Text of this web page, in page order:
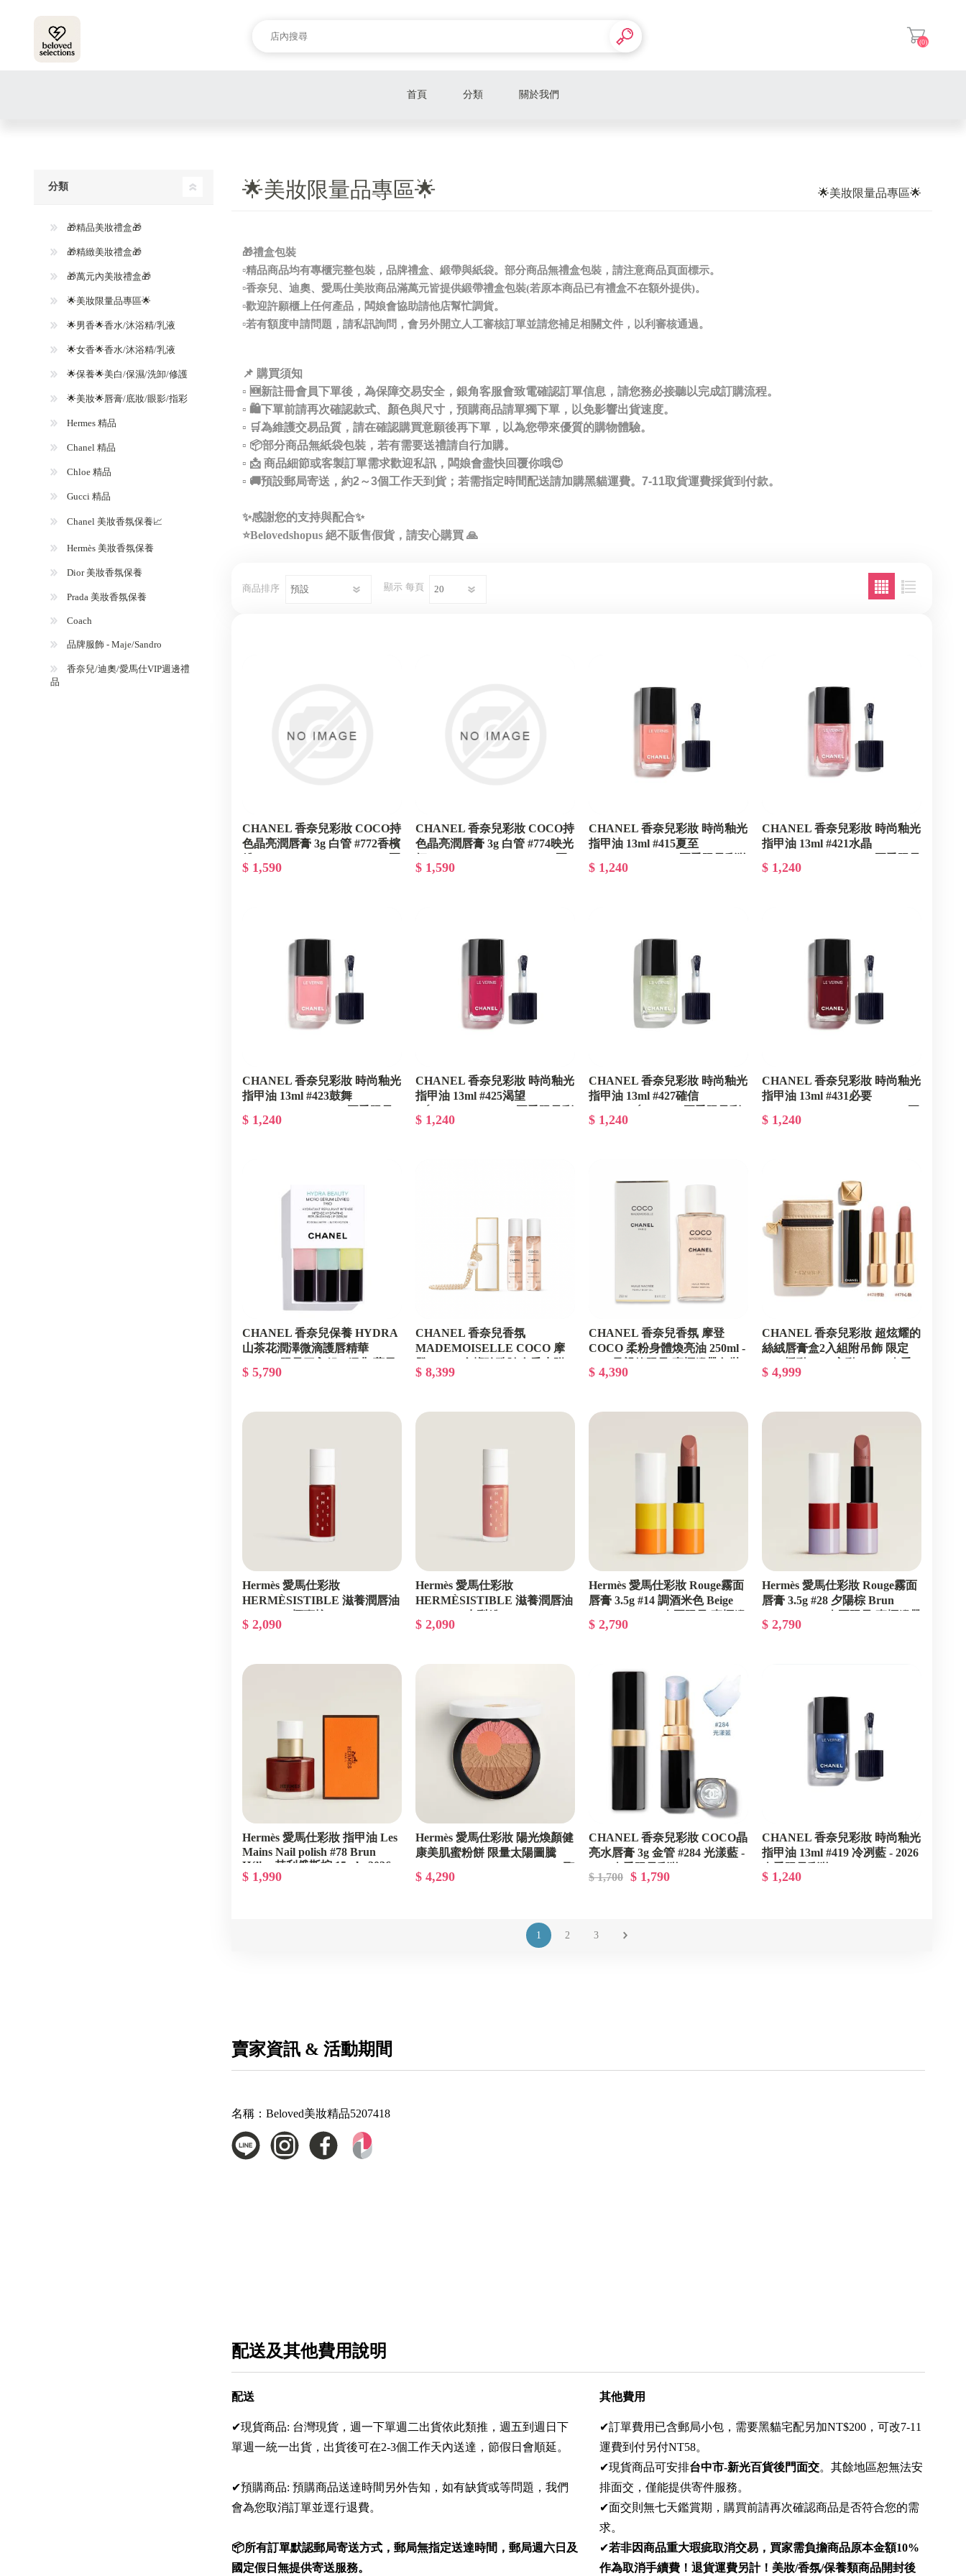
(0)
首頁 分類
🌟男香🌟香水/沐浴精/乳液
🌟女香🌟香水/沐浴精/乳液
🌟保養🌟美白/保濕/洗卸/修護
Chanel 精品
Chloe 精品
Gucci 精品
關於我們
🌟美妝限量品專區🌟 🌟美妝限量品專區🌟
🎁禮盒包裝
▫️精品商品均有專櫃完整包裝，品牌禮盒、緞帶與紙袋。部分商品無禮盒包裝，請注意商品頁面標示。
▫️香奈兒、迪奧、愛馬仕美妝商品滿萬元皆提供緞帶禮盒包裝(若原本商品已有禮盒不在額外提供)。
▫️歡迎許願櫃上任何產品，闆娘會協助請他店幫忙調貨。
▫️若有額度申請問題，請私訊詢問，會另外開立人工審核訂單並請您補足相關文件，以利審核通過。
📌 購買須知
▫️ 🆕新註冊會員下單後，為保障交易安全，銀角客服會致電確認訂單信息，請您務必接聽以完成訂購流程。
▫️ 🛍️下單前請再次確認款式、顏色與尺寸，預購商品請單獨下單，以免影響出貨速度。
▫️ 🛒為維護交易品質，請在確認購買意願後再下單，以為您帶來優質的購物體驗。
▫️ 📦部分商品無紙袋包裝，若有需要送禮請自行加購。
▫️ 📩 商品細節或客製訂單需求歡迎私訊，闆娘會盡快回覆你哦😍
▫️ 🚚預設郵局寄送，約2～3個工作天到貨；若需指定時間配送請加購黑貓運費。7-11取貨運費採貨到付款。
✨感謝您的支持與配合✨
⭐️Belovedshopus 絕不販售假貨，請安心購買 🙏
商品排序 顯示 每頁
CHANEL 香奈兒彩妝 COCO持
色晶亮潤唇膏 3g 白管 #772香檳
季限量彩妝
$ 1,590
CHANEL 香奈兒彩妝 COCO持
色晶亮潤唇膏 3g 白管 #774映光
季限量彩妝
$ 1,590
CHANEL 香奈兒彩妝 時尚釉光
指甲油 13ml #415夏至
$ 1,240
CHANEL 香奈兒彩妝 時尚釉光
指甲油 13ml #421水晶
彩妝
$ 1,240
CHANEL 香奈兒彩妝 時尚釉光
指甲油 13ml #423鼓舞
彩妝
$ 1,240
CHANEL 香奈兒彩妝 時尚釉光
指甲油 13ml #425渴望
妝
$ 1,240
CHANEL 香奈兒彩妝 時尚釉光
指甲油 13ml #427確信
妝
$ 1,240
CHANEL 香奈兒彩妝 時尚釉光
指甲油 13ml #431必要
季限量彩妝
$ 1,240
CHANEL 香奈兒保養 HYDRA
山茶花潤澤微滴護唇精華
莓果
$ 5,790
CHANEL 香奈兒香氛
MADEMOISELLE COCO 摩
吊飾 - 2026母親限量彩妝/專櫃
$ 8,399
CHANEL 香奈兒香氛 摩登
COCO 柔粉身體煥亮油 250ml -
$ 4,390
CHANEL 香奈兒彩妝 超炫耀的
絲絨唇膏盒2入組附吊飾 限定
限量彩妝/專櫃緞帶包裝
$ 4,999
Hermès 愛馬仕彩妝
HERMÈSISTIBLE 滋養潤唇油
2026春夏限量/專櫃緞帶包裝
$ 2,090
Hermès 愛馬仕彩妝
HERMÈSISTIBLE 滋養潤唇油
2026春夏限量/專櫃緞帶包裝
$ 2,090
Hermès 愛馬仕彩妝 Rouge霧面
唇膏 3.5g #14 調酒米色 Beige
帶包裝
$ 2,790
Hermès 愛馬仕彩妝 Rouge霧面
唇膏 3.5g #28 夕陽棕 Brun
包裝
$ 2,790
Hermès 愛馬仕彩妝 指甲油 Les
Mains Nail polish #78 Brun
Hélios 赫利俄斯棕 15ml - 2026
春夏限量/專櫃緞帶包裝
$ 1,990
Hermès 愛馬仕彩妝 陽光煥顏健
康美肌蜜粉餅 限量太陽圖騰
誕限量彩妝/專櫃緞帶包裝
$ 4,290
CHANEL 香奈兒彩妝 COCO晶
亮水唇膏 3g 金管 #284 光漾藍 -
$ 1,700 $ 1,790
CHANEL 香奈兒彩妝 時尚釉光
指甲油 13ml #419 冷冽藍 - 2026
$ 1,240
1 2 3
賣家資訊 & 活動期間
名稱： Beloved美妝精品5207418
配送及其他費用說明
配送
✔現貨商品: 台灣現貨，週一下單週二出貨依此類推，週五到週日下
單週一統一出貨，出貨後可在2-3個工作天內送達，節假日會順延。
✔預購商品: 預購商品送達時間另外告知，如有缺貨或等問題，我們
會為您取消訂單並逕行退費。
📦所有訂單默認郵局寄送方式，郵局無指定送達時間，郵局週六日及
國定假日無提供寄送服務。
其他費用
✔訂單費用已含郵局小包，需要黑貓宅配另加NT$200，可改7-11
運費到付另付NT58。
✔現貨商品可安排台中市-新光百貨後門面交。其餘地區恕無法安
排面交，僅能提供寄件服務。
✔面交則無七天鑑賞期，購買前請再次確認商品是否符合您的需
求。
✔若非因商品重大瑕疵取消交易，買家需負擔商品原本金額10%
作為取消手續費！退貨運費另計！美妝/香氛/保養類商品開封後
分類
🎁精品美妝禮盒🎁
🎁精緻美妝禮盒🎁
🎁萬元內美妝禮盒🎁
🌟美妝限量品專區🌟
🌟男香🌟香水/沐浴精/乳液
🌟女香🌟香水/沐浴精/乳液
🌟保養🌟美白/保濕/洗卸/修護
🌟美妝🌟唇膏/底妝/眼影/指彩
Hermes 精品
Chanel 精品
Chloe 精品
Gucci 精品
Chanel 美妝香氛保養📈
Hermès 美妝香氛保養
Dior 美妝香氛保養
Prada 美妝香氛保養
Coach
品牌服飾 - Maje/Sandro
香奈兒/迪奧/愛馬仕VIP週邊禮
品